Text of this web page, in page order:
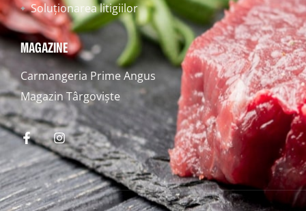
Soluționarea litigiilor
MAGAZINE
Carmangeria Prime Angus
Magazin Târgoviște